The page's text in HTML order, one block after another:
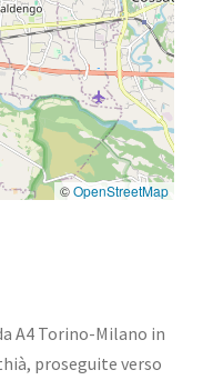
©OpenStreetMap
A4 Torino-Milano in
proseguite verso